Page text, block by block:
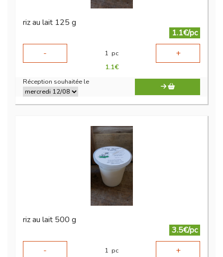
riz au lait 125 g
1.1€/pc
-
1 pc +
1.1€
Réception souhaitée le
riz au lait 500 g
3.5€/pc
-
1 pc +